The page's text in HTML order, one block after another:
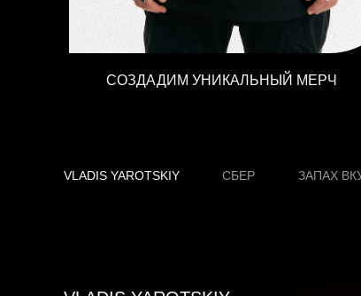
получать готовый продукт и
СОЗДАДИМ УНИКАЛЬНЫЙ МЕРЧ
ЗАПАХ
СБЕР
VLADIS YAROTSKIY